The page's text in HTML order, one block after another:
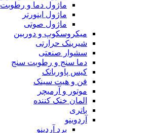
ماژول دما و رطوبت
ماژول اینورتر
ماژول صوتی
میکروسکوپ و دوربین
شیرینک حرارتی
سشوار صنعتی
دما سنج و رطوبت سنج
کیس پاوربانک
فن و هیت سینک
موتور و آرمیچر
المان خنک کننده
باتری
آردوینو
برد آردینو